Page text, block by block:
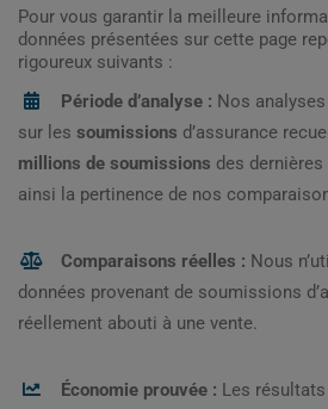
Pour vous garantir la meilleure
données présentées sur cette page
rigoureux suivants :
Période d’analyse : Nos
sur les soumissions d’assurance
millions de soumissions des
ainsi la pertinence de nos
Comparaisons réelles : Nous
données provenant de soumissions
réellement abouti à une vente.
Économie prouvée : Les